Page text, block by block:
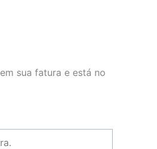
sua fatura e está no